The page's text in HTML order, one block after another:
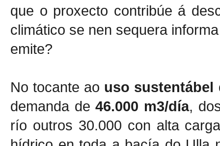
que o proxecto contribúe á
climático se nen sequera
emite?
No tocante ao uso
demanda de46.000 m3/día,
río outros 30.000 con alta